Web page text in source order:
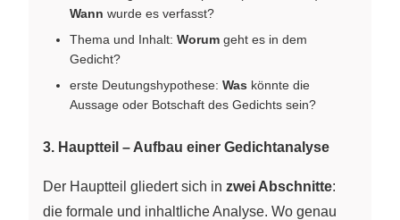
Wann wurde es verfasst?
Thema und Inhalt: Worum geht es in dem
Gedicht?
erste Deutungshypothese: Was könnte die
Aussage oder Botschaft des Gedichts sein?
3. Hauptteil – Aufbau einer Gedichtanalyse
Der Hauptteil gliedert sich in zwei Abschnitte:
die formale und inhaltliche Analyse. Wo genau